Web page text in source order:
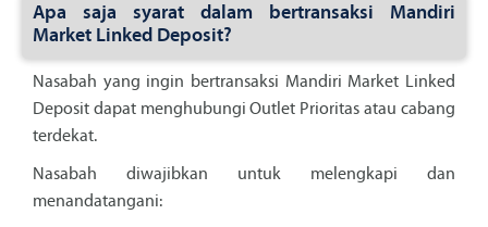
Apa saja syarat dalam bertransaksi Mandiri
Market Linked Deposit?
Nasabah yang ingin bertransaksi Mandiri Market Linked
Deposit dapat menghubungi Outlet Prioritas atau cabang
terdekat.
Nasabah diwajibkan untuk melengkapi dan
menandatangani: